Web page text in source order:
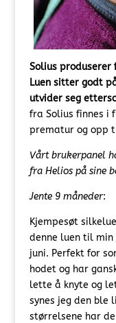
Solius
Luen sitter godt
utvider seg
fra Solius finnes i
prematur og opp
Vårt brukerpanel
fra Helios på sine
Jente 9 måneder:
Kjempesøt
denne luen til
juni. Perfekt for
hodet og har
lette å knyte og
synes jeg den ble
størrelsene har